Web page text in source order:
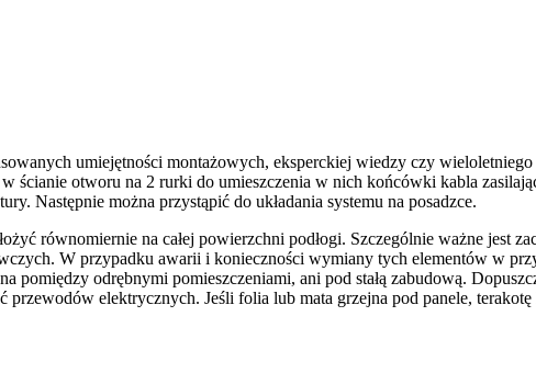
umiejętności montażowych, eksperckiej wiedzy czy
ścianie otworu na 2 rurki do umieszczenia w nich końcówki kabla
Następnie można przystąpić do układania systemu na posadzce.
równomiernie na całej powierzchni podłogi. Szczególnie ważne jest
W przypadku awarii i konieczności wymiany tych elementów w
pomiędzy odrębnymi pomieszczeniami, ani pod stałą zabudową.
elektrycznych. Jeśli folia lub mata grzejna pod panele,